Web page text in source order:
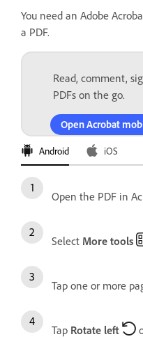
You need an Adobe
a PDF.
Read, comment,
PDFs on the go.
Open Acrobat
Android iOS
Open the PDF in
Select More tools
Tap one or more
Tap Rotate left